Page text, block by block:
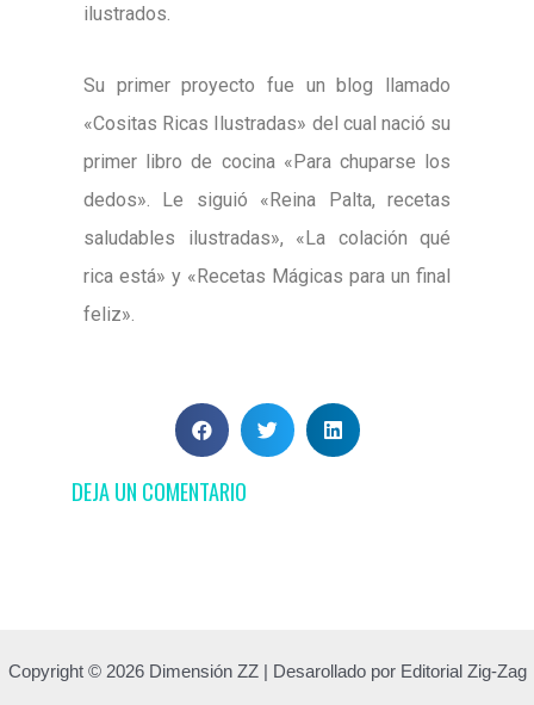
ilustrados.
Su primer proyecto fue un blog llamado
«Cositas Ricas Ilustradas» del cual nació su
primer libro de cocina «Para chuparse los
dedos». Le siguió «Reina Palta, recetas
saludables ilustradas», «La colación qué
rica está» y «Recetas Mágicas para un final
feliz».
DEJA UN COMENTARIO
Copyright © 2026 Dimensión ZZ | Desarollado por Editorial Zig-Zag